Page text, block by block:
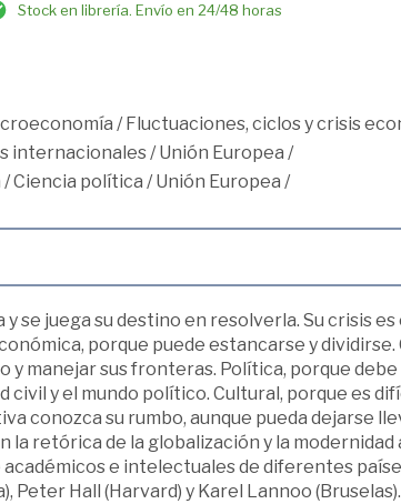
Stock en librería. Envío en 24/48 horas
/Fluctuaciones, ciclos y crisis
internacionales/Unión Europea /
/Ciencia política /Unión Europea /
se juega su destino en resolverla. Su crisis es
porque puede estancarse y
y manejar sus fronteras. Política, porque
civil y el mundo político. Cultural, porque es
conozca su rumbo, aunque pueda dejarse
retórica de la globalización y la modernidad
e intelectuales de diferentes
Peter Hall (Harvard) y Karel Lannoo